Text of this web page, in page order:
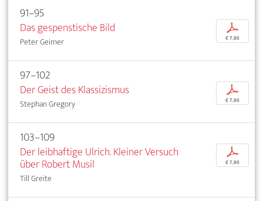
91–95
Das gespenstische Bild
Peter Geimer
p
€ 7,95
97–102
Der Geist des Klassizismus
Stephan Gregory
p
€ 7,95
103–109
Der leibhaftige Ulrich. Kleiner Versuch
über Robert Musil
Till Greite
p
€ 7,95